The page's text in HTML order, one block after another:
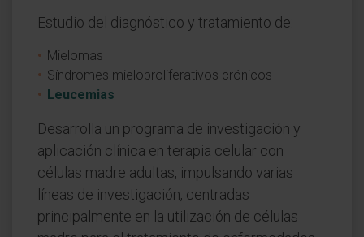
Estudio del diagnóstico y tratamiento de:
Mielomas
Síndromes mieloproliferativos crónicos
Leucemias
Desarrolla un programa de investigación y
aplicación clínica en terapia celular con
células madre adultas, impulsando varias
líneas de investigación, centradas
principalmente en la utilización de células